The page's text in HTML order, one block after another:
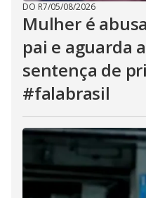
DO R7/05/08/2026
Mulher é
pai e aguarda
sentença de
#falabrasil